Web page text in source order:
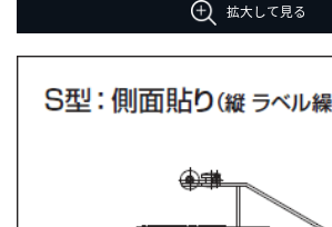
拡大して見る